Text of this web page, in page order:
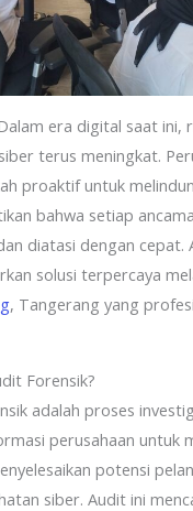
era digital saat ini,
terus meningkat.
proaktif untuk
bahwa setiap
diatasi dengan cepat.
solusi terpercaya
, Tangerang yang
Forensik?
adalah proses
perusahaan untuk
potensi
siber. Audit ini